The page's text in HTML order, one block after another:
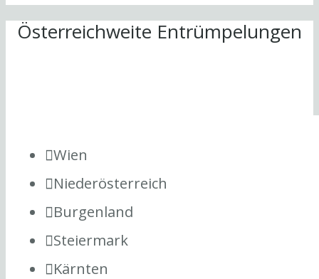
Österreichweite Entrümpelungen
Wien
Niederösterreich
Burgenland
Steiermark
Kärnten